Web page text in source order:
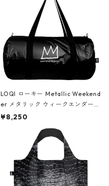
LOQI ローキー Metallic Weekend
er メタリック ウィークエンダー
ボストンバッグ ショルダーバッグ
Black ジャン=ミッシェル・バスキ
ア/クラウン ブラック
¥8,250